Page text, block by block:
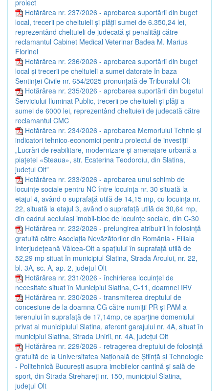
proiect
Hotărârea nr. 237/2026 - aprobarea suportării din buget
local, trecerii pe cheltuieli și plății sumei de 6.350,24 lei,
reprezentând cheltuieli de judecată și penalități către
reclamantul Cabinet Medical Veterinar Badea M. Marius
Florinel
Hotărârea nr. 236/2026 - aprobarea suportării din buget
local și trecerii pe cheltuieli a sumei datorate în baza
Sentinței Civile nr. 654/2025 pronunțată de Tribunalul Olt
Hotărârea nr. 235/2026 - aprobarea suportării din bugetul
Serviciului Iluminat Public, trecerii pe cheltuieli și plăți a
sumei de 6000 lei, reprezentând cheltuieli de judecată către
reclamantul CMC
Hotărârea nr. 234/2026 - aprobarea Memoriului Tehnic și
indicatori tehnico-economici pentru proiectul de investiții
„Lucrări de reabilitare, modernizare și amenajare urbană a
piațetei «Steaua», str. Ecaterina Teodoroiu, din Slatina,
județul Olt”
Hotărârea nr. 233/2026 - aprobarea unui schimb de
locuințe sociale pentru NC între locuința nr. 30 situată la
etajul 4, având o suprafață utilă de 14,15 mp, cu locuința nr.
22, situată la etajul 3, având o suprafață utilă de 30,64 mp,
din cadrul aceluiași imobil-bloc de locuințe sociale, din C-30
Hotărârea nr. 232/2026 - prelungirea atribuirii în folosință
gratuită către Asociația Nevăzătorilor din România - Filiala
Interjudețeană Vâlcea-Olt a spațiului în suprafață utilă de
52,29 mp situat în municipiul Slatina, Strada Arcului, nr. 22,
bl. 3A, sc. A, ap. 2, județul Olt
Hotărârea nr. 231/2026 - închirierea locuinței de
necesitate situat în Municipiul Slatina, C-11, doamnei IRV
Hotărârea nr. 230/2026 - transmiterea dreptului de
concesiune de la doamna CG către numiții PR și PAM a
terenului în suprafață de 17,14mp, ce aparține domeniului
privat al municipiului Slatina, aferent garajului nr. 4A, situat în
municipiul Slatina, Strada Unirii, nr. 4A, județul Olt
Hotărârea nr. 229/2026 - retragerea dreptului de folosință
gratuită de la Universitatea Națională de Știință și Tehnologie
- Politehnică București asupra imobilelor cantină și sală de
sport, din Strada Strehareți nr. 150, municipiul Slatina,
județul Olt